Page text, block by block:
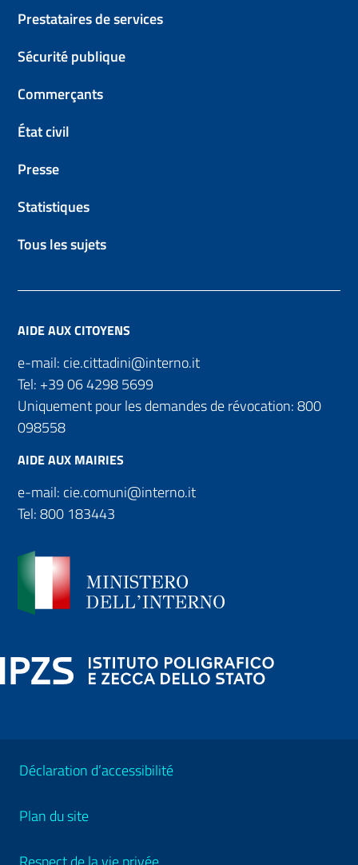
Prestataires de services
Sécurité publique
Commerçants
État civil
Presse
Statistiques
Tous les sujets
AIDE AUX CITOYENS
e-mail: cie.cittadini@interno.it
Tel: +39 06 4298 5699
Uniquement pour les demandes de révocation:800
098558
AIDE AUX MAIRIES
e-mail: cie.comuni@interno.it
Tel:800 183443
Déclaration d’accessibilité
Plan du site